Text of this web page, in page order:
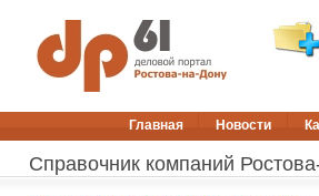
Главная Новости
Справочник компаний